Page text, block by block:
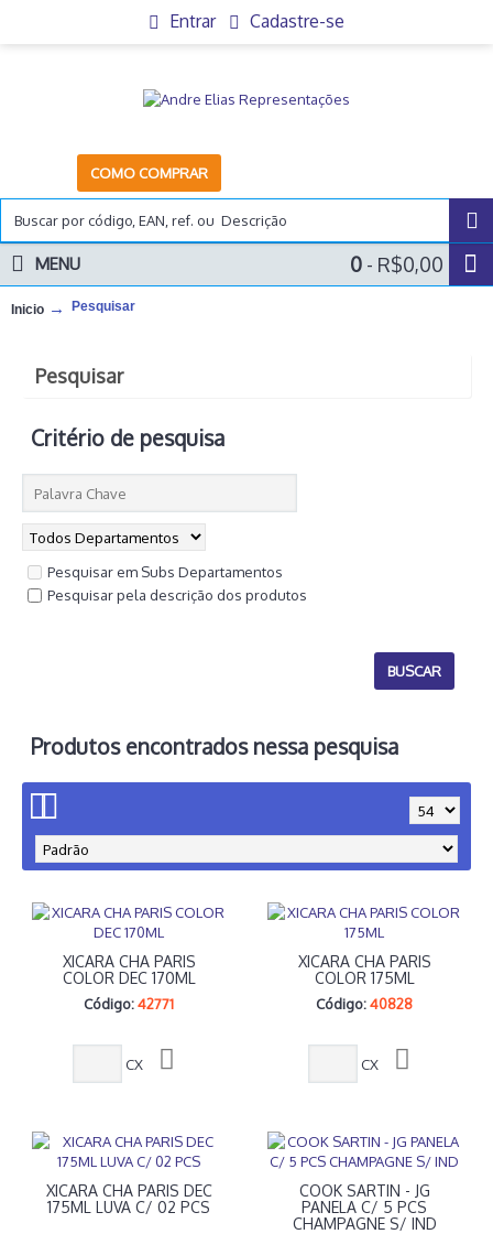
Entrar Cadastre-se
COMO COMPRAR
0 - R$0,00
MENU
Inicio Pesquisar
Pesquisar
Critério de pesquisa
Pesquisar em Subs Departamentos
Pesquisar pela descrição dos produtos
Produtos encontrados nessa pesquisa
XICARA CHA PARIS
COLOR DEC 170ML
Código:42771
CX
XICARA CHA PARIS
COLOR 175ML
Código:40828
CX
XICARA CHA PARIS DEC
175ML LUVA C/ 02 PCS
COOK SARTIN - JG
PANELA C/ 5 PCS
CHAMPAGNE S/ IND